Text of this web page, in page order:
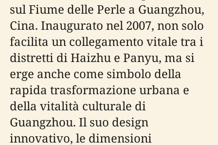
sul Fiume delle Perle a Guangzhou,
Cina. Inaugurato nel 2007, non solo
facilita un collegamento vitale tra i
distretti di Haizhu e Panyu, ma si
erge anche come simbolo della
rapida trasformazione urbana e
della vitalità culturale di
Guangzhou. Il suo design
innovativo, le dimensioni